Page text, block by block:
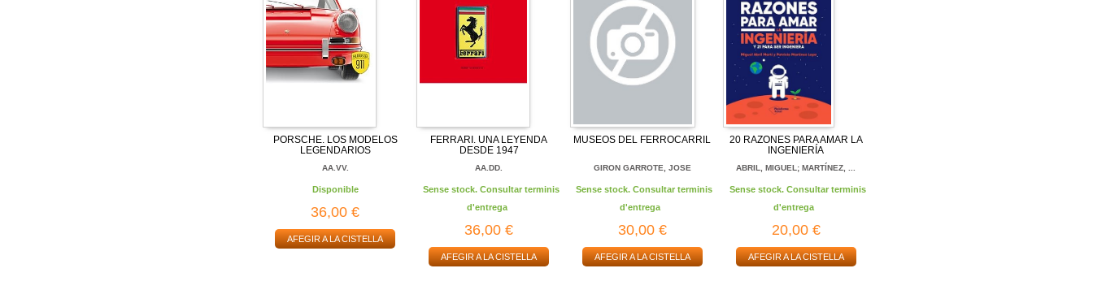
PORSCHE. LOS MODELOS
LEGENDARIOS
AA.VV.
Disponible
36,00 €
AFEGIR A LA CISTELLA
FERRARI. UNA LEYENDA
DESDE 1947
AA.DD.
Sense stock. Consultar terminis
d'entrega
36,00 €
AFEGIR A LA CISTELLA
MUSEOS DEL FERROCARRIL
GIRON GARROTE, JOSE
Sense stock. Consultar terminis
d'entrega
30,00 €
AFEGIR A LA CISTELLA
20 RAZONES PARA AMAR LA
INGENIERÍA
ABRIL, MIGUEL; MARTÍNEZ, ...
Sense stock. Consultar terminis
d'entrega
20,00 €
AFEGIR A LA CISTELLA